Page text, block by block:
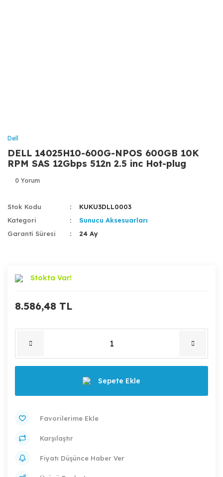
Dell
DELL 14025H10-600G-NPOS 600GB 10K
RPM SAS 12Gbps 512n 2.5 inc Hot-plug
0 Yorum
Stok Kodu
KUKU3DLL0003
Kategori
Sunucu Aksesuarları
Garanti Süresi
24 Ay
Stokta Var!
8.586,48 TL
Sepete Ekle
Karşılaştır
Fiyatı Düşünce Haber Ver